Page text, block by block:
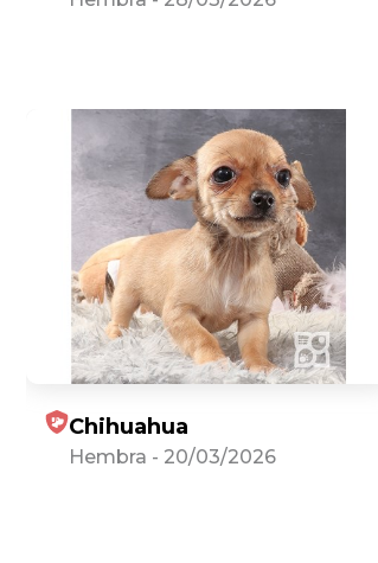
Chihuahua
Hembra - 20/03/2026